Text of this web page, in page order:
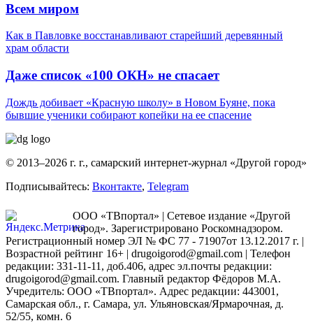
Всем миром
Как в Павловке восстанавливают старейший деревянный
храм области
Даже список «100 ОКН» не спасает
Дождь добивает «Красную школу» в Новом Буяне, пока
бывшие ученики собирают копейки на ее спасение
© 2013–2026 г. г., самарский интернет-журнал «Другой город»
Подписывайтесь: Вконтакте, Telegram
ООО «ТВпортал» | Сетевое издание «Другой
город». Зарегистрировано Роскомнадзором.
Регистрационный номер ЭЛ № ФС 77 - 71907от 13.12.2017 г. |
Возрастной рейтинг 16+ | drugoigorod@gmail.com | Телефон
редакции: 331-11-11, доб.406, адрес эл.почты редакции:
drugoigorod@gmail.com. Главный редактор Фёдоров М.А.
Учредитель: ООО «ТВпортал». Адрес редакции: 443001,
Самарская обл., г. Самара, ул. Ульяновская/Ярмарочная, д.
52/55, комн. 6